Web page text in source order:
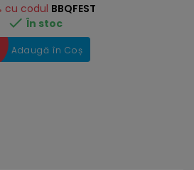
cu codul BBQFEST
 În stoc
Adaugă în Coș